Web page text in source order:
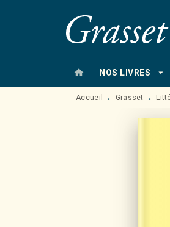
MENU
home NOS LIVRES arrow_drop_down
Accueil • Grasset •